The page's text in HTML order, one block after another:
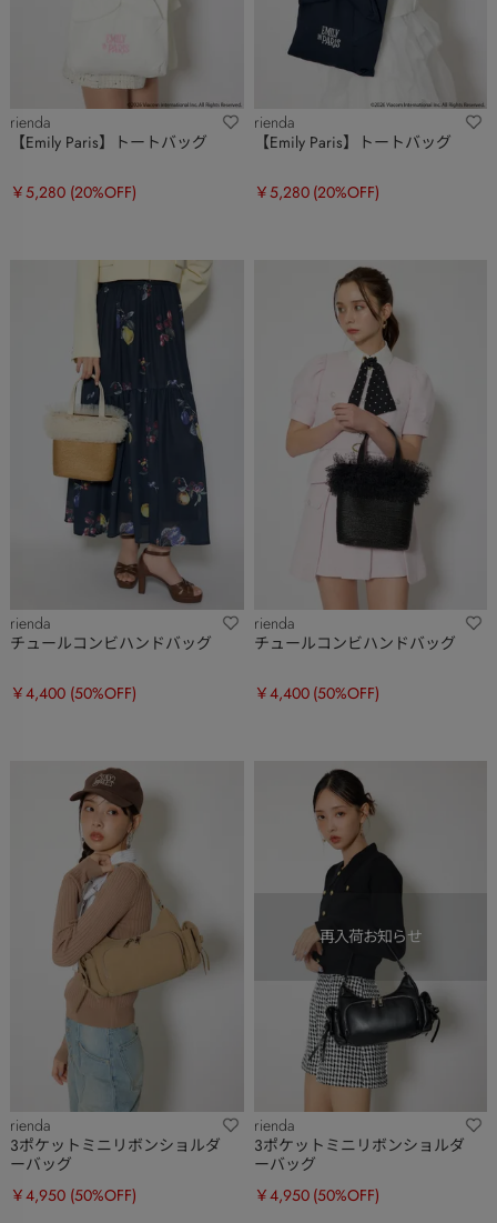
rienda
【Emily Paris】トートバッグ
￥5,280 (20%OFF)
rienda
【Emily Paris】トートバッグ
￥5,280 (20%OFF)
rienda
チュールコンビハンドバッグ
￥4,400 (50%OFF)
rienda
チュールコンビハンドバッグ
￥4,400 (50%OFF)
rienda
3ポケットミニリボンショルダ
ーバッグ
￥4,950 (50%OFF)
rienda
3ポケットミニリボンショルダ
ーバッグ
￥4,950 (50%OFF)